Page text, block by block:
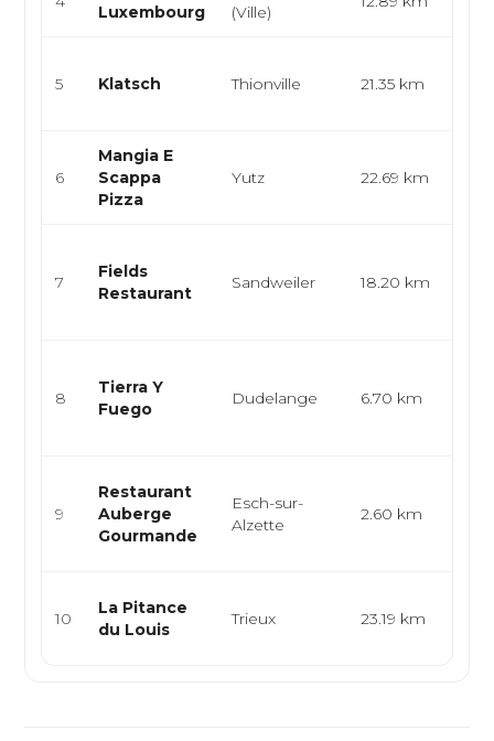
Luxembourg
(Ville)
5 Klatsch Thionville 21.35 km
6
Mangia E
Scappa
Pizza
Yutz 22.69 km
7
Fields
Restaurant
Sandweiler 18.20 km
8
Tierra Y
Fuego
Dudelange 6.70 km
9
Restaurant
Auberge
Gourmande
Esch-sur-
Alzette
2.60 km
10
La Pitance
du Louis
Trieux 23.19 km